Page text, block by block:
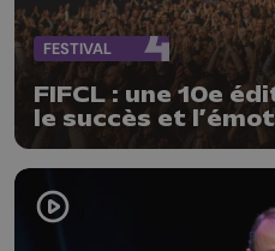
FESTIVAL
FIFCL : une 10e
le succès et